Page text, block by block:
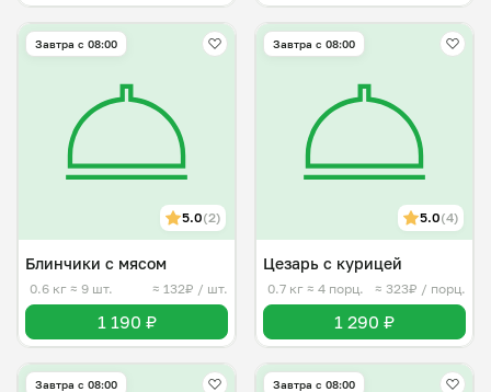
Завтра c 08:00
5.0(2)
Блинчики с мясом
0.6 кг ≈ 9 шт. ≈ 132₽ / шт.
1 190 ₽
Завтра c 08:00
5.0(4)
Цезарь с курицей
0.7 кг ≈ 4 порц. ≈ 323₽ / порц.
1 290 ₽
Завтра c 08:00 Завтра c 08:00